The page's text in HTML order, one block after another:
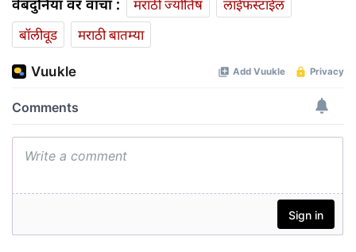
वेबदुनिया वर वाचा : मराठी ज्योतिष
लाईफस्टाईल
बॉलीवूड
मराठी बातम्या